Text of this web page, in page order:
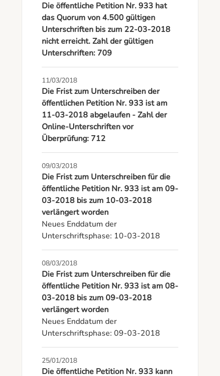
Die öffentliche Petition Nr. 933 hat
das Quorum von 4.500 gültigen
Unterschriften bis zum 22-03-2018
nicht erreicht. Zahl der gültigen
Unterschriften: 709
11/03/2018
Die Frist zum Unterschreiben der
öffentlichen Petition Nr. 933 ist am
11-03-2018 abgelaufen - Zahl der
Online-Unterschriften vor
Überprüfung: 712
09/03/2018
Die Frist zum Unterschreiben für die
öffentliche Petition Nr. 933 ist am 09-
03-2018 bis zum 10-03-2018
verlängert worden
Neues Enddatum der
Unterschriftsphase: 10-03-2018
08/03/2018
Die Frist zum Unterschreiben für die
öffentliche Petition Nr. 933 ist am 08-
03-2018 bis zum 09-03-2018
verlängert worden
Neues Enddatum der
Unterschriftsphase: 09-03-2018
25/01/2018
Die öffentliche Petition Nr. 933 kann